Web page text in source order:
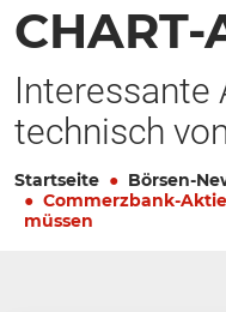
CHART-
Interessante
technisch
Startseite Börsen-
Commerzbank-
müssen